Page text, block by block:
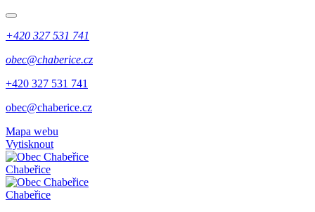
+420 327 531 741
obec@chaberice.cz
+420 327 531 741
obec@chaberice.cz
Mapa webu
Vytisknout
Chabeřice
Chabeřice